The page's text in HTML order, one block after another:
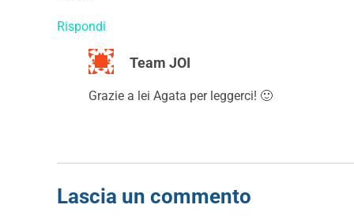
Rispondi
Team JOI
Grazie a lei Agata per leggerci! 🙂
Lascia un commento